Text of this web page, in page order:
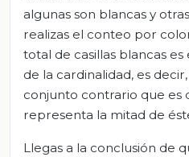
algunas son blancas y
realizas el conteo por
total de casillas blancas
de la cardinalidad, es
conjunto contrario que
representa la mitad de
Llegas a la conclusión de